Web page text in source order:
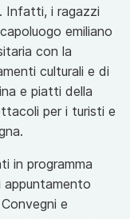
Infatti, i ragazzi
emiliano
con la
culturali e di
e piatti della
per i turisti e
in programma
appuntamento
e